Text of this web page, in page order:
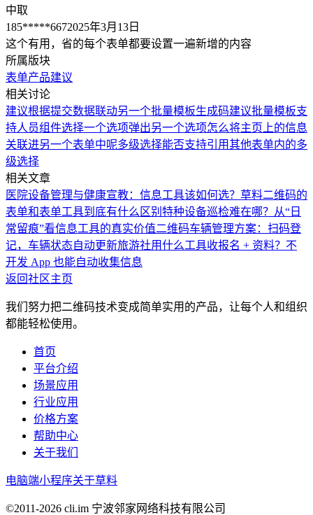
中取
185*****6672025年3月13日
这个有用，省的每个表单都要设置一遍新增的内容
所属版块
表单产品建议
相关讨论
建议根据提交数据联动另一个批量模板生成码建议批量模板支
持人员组件选择一个选项弹出另一个选项怎么将主页上的信息
关联进另一个表单中呢多级选择能否支持引用其他表单内的多
级选择
相关文章
医院设备管理与健康宣教：信息工具该如何选？ 草料二维码的
表单和表单工具到底有什么区别 特种设备巡检难在哪？从“日
常留痕”看信息工具的真实价值二维码车辆管理方案：扫码登
记，车辆状态自动更新旅游社用什么工具收报名 + 资料？不
开发 App 也能自动收集信息
返回社区主页
我们努力把二维码技术变成简单实用的产品，让每个人和组织
都能轻松使用。
首页
平台介绍
场景应用
行业应用
价格方案
帮助中心
关于我们
电脑端小程序关于草料
©2011-2026 cli.im 宁波邻家网络科技有限公司